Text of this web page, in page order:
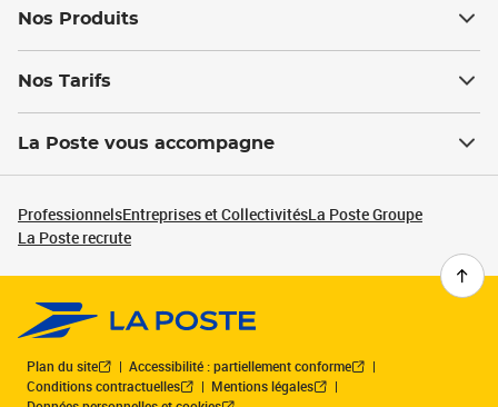
Nos Produits
Nos Tarifs
La Poste vous accompagne
ProfessionnelsEntreprises et CollectivitésLa Poste Groupe
La Poste recrute
Plan du site
Accessibilité : partiellement conforme
Conditions contractuelles
Mentions légales